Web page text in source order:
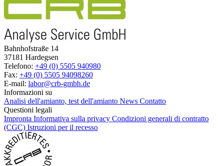
Bahnhofstraße 14
37181 Hardegsen
Telefono: +49 (0) 5505 940980
Fax: +49 (0) 5505 94098260
E-mail: labor@crb-gmbh.de
Informazioni su
Analisi dell'amianto, test dell'amianto News Contatto
Questioni legali
Impronta Informativa sulla privacy Condizioni generali di contratto
(CGC) Istruzioni per il recesso